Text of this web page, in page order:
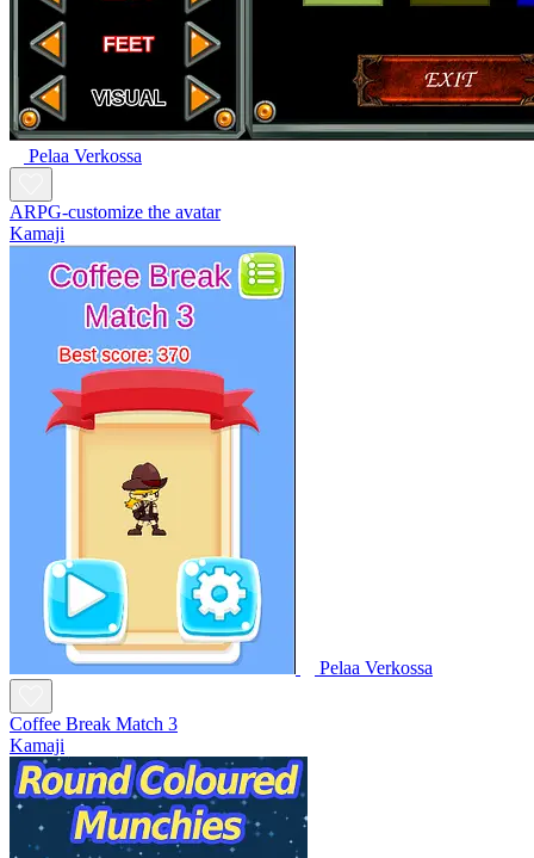
Pelaa Verkossa
ARPG-customize the avatar
Kamaji
Pelaa Verkossa
Coffee Break Match 3
Kamaji